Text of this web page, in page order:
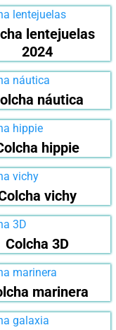
lentejuelas
2024
náutica
hippie
vichy
Colcha 3D
marinera